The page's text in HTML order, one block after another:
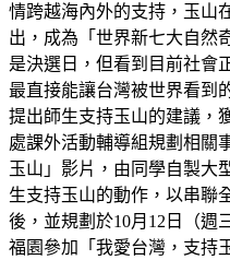
情跨越海內外的支持，玉山
出，成為「世界新七大自然
是決選日，但看到目前社會
最直接能讓台灣被世界看到
提出師生支持玉山的建議，
處課外活動輔導組規劃相關
玉山」影片，由同學自製大
生支持玉山的動作，以串聯
後，並規劃於10月12日（週
福園參加「我愛台灣，支持